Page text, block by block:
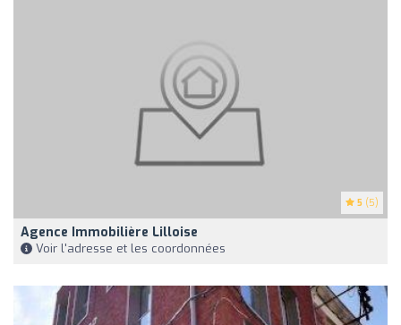
5 (5)
Agence Immobilière Lilloise
Voir l'adresse et les coordonnées